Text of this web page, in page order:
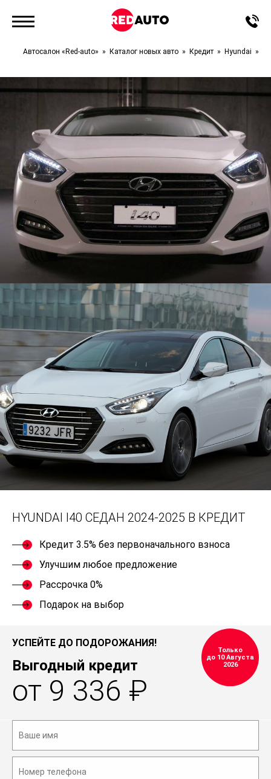
Автосалон «Red-auto» Каталог новых авто Кредит Hyundai
HYUNDAI I40 СЕДАН 2024-2025 В КРЕДИТ
Кредит 3.5% без первоначального взноса
Улучшим любое предложение
Рассрочка 0%
Подарок на выбор
УСПЕЙТЕ ДО ПОДОРОЖАНИЯ!
Выгодный кредит
от 9 336 ₽
Только
до 10 Августа
2026